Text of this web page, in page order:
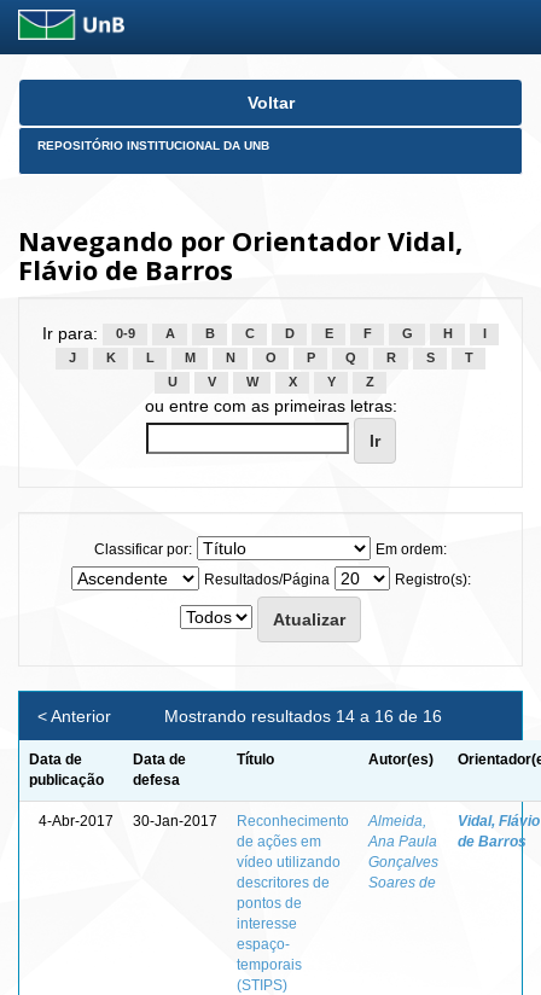
Skip
Voltar
REPOSITÓRIO INSTITUCIONAL DA UNB
Navegando por Orientador Vidal,
Flávio de Barros
Ir para: 0-9 A B C D E F G H
J
K L M N O P Q R S
T
U
V W X Y Z
ou entre com as primeiras letras:
Classificar por:
Em ordem:
Resultados/Página
Registro(s):
Mostrando resultados 14 a 16 de 16
< Anterior
Data de
publicação
Data de
defesa
Título Autor(es)
4-Abr-2017 30-Jan-2017
Reconhecimento
de ações em
vídeo utilizando
descritores de
pontos de
interesse
espaço-
temporais
(STIPS)
Almeida,
Ana Paula
Gonçalves
Soares de
Vidal, Flávio
de Barros